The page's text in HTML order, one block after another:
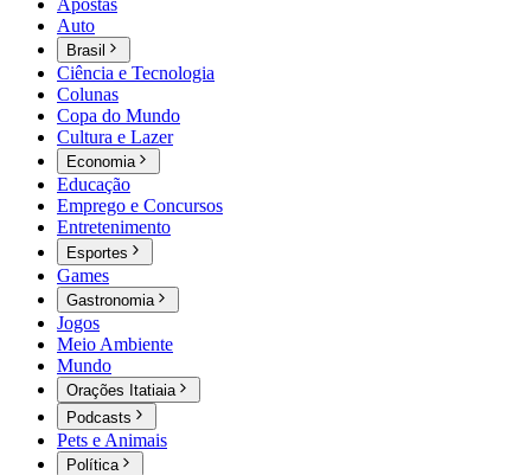
Auto
Brasil
Ciência e Tecnologia
Colunas
Copa do Mundo
Cultura e Lazer
Economia
Educação
Emprego e Concursos
Entretenimento
Esportes
Games
Gastronomia
Jogos
Meio Ambiente
Mundo
Orações Itatiaia
Podcasts
Pets e Animais
Política